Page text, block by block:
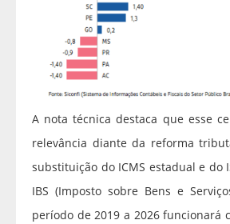
A nota técnica destaca que esse
relevância diante da reforma
substituição do ICMS estadual e do
IBS (Imposto sobre Bens e
período de 2019 a 2026 funcionará